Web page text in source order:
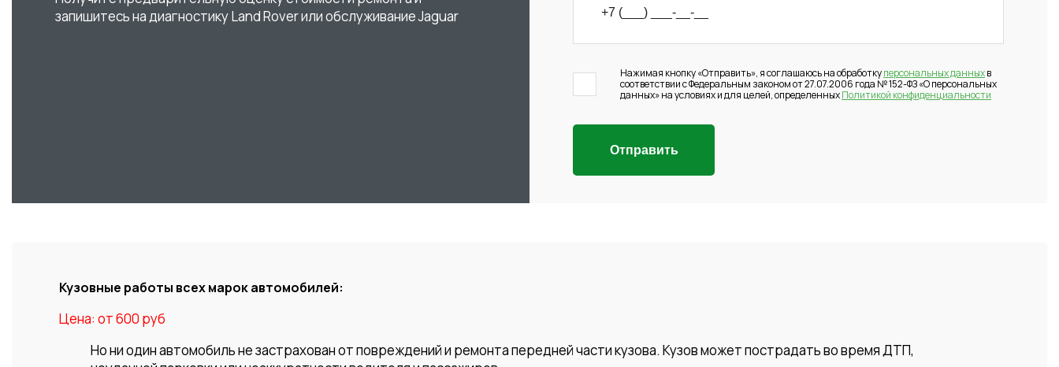
запишитесь на диагностику Land Rover или обслуживание Jaguar
Нажимая кнопку «Отправить», я соглашаюсь на обработкуперсональных данныхв
соответствии с Федеральным законом от 27.07.2006 года № 152-ФЗ «О персональных
данных» на условиях и для целей, определенныхПолитикой конфиденциальности
Отправить
Кузовные работы всех марок автомобилей:
Цена: от 600 руб
Но ни один автомобиль не застрахован от повреждений и ремонта передней части кузова. Кузов может пострадать во время ДТП,